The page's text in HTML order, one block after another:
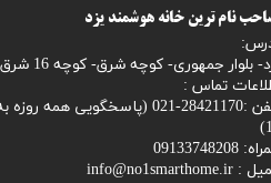
بلوار جمهوری- کوچه شرق- کوچه 16 شرق- فرعی 4
تماس :
021 (
09133748208
:
info@no1smarthome.ir
نام ترین خانه هوشمند یزد